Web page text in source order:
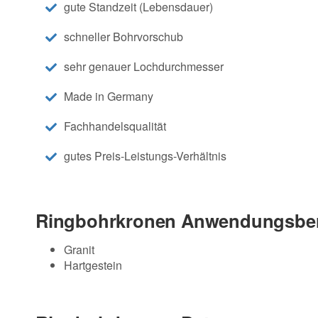
gute Standzeit (Lebensdauer)
schneller Bohrvorschub
sehr genauer Lochdurchmesser
Made in Germany
Fachhandelsqualität
gutes Preis-Leistungs-Verhältnis
Ringbohrkronen
Granit
Hartgestein